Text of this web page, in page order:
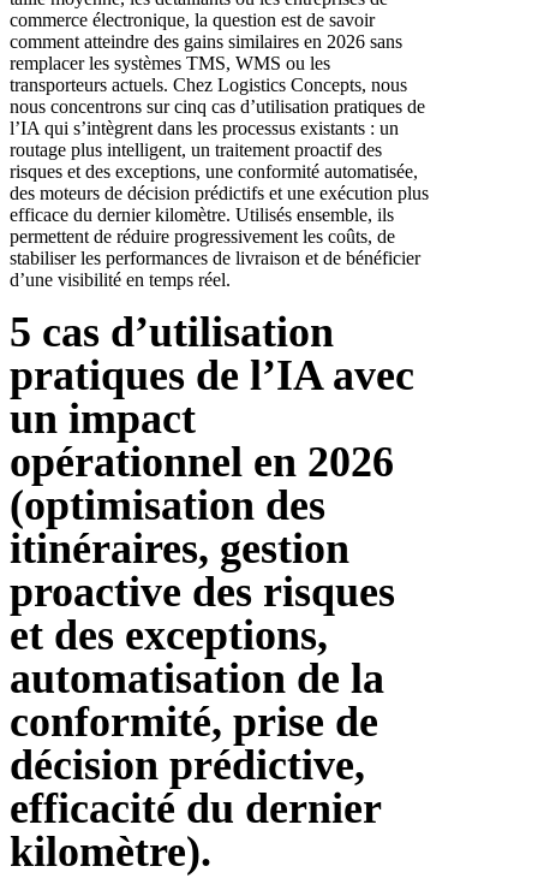
commerce électronique, la question est de savoir
comment atteindre des gains similaires en 2026 sans
remplacer les systèmes TMS, WMS ou les
transporteurs actuels. Chez Logistics Concepts, nous
nous concentrons sur cinq cas d’utilisation pratiques de
l’IA qui s’intègrent dans les processus existants : un
routage plus intelligent, un traitement proactif des
risques et des exceptions, une conformité automatisée,
des moteurs de décision prédictifs et une exécution plus
efficace du dernier kilomètre. Utilisés ensemble, ils
permettent de réduire progressivement les coûts, de
stabiliser les performances de livraison et de bénéficier
d’une visibilité en temps réel.
5 cas d’utilisation
pratiques de l’IA avec
un impact
opérationnel en 2026
(optimisation des
itinéraires, gestion
proactive des risques
et des exceptions,
automatisation de la
conformité, prise de
décision prédictive,
efficacité du dernier
kilomètre).